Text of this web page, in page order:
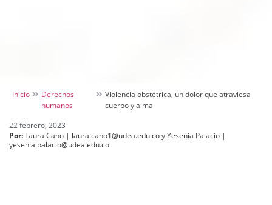
Inicio
Derechos
humanos
Violencia obstétrica, un dolor que atraviesa
cuerpo y alma
22 febrero, 2023
Por: Laura Cano | laura.cano1@udea.edu.co y Yesenia Palacio |
yesenia.palacio@udea.edu.co